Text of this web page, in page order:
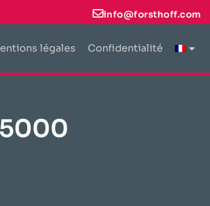
info@forsthoff.com
légales Confidentialité